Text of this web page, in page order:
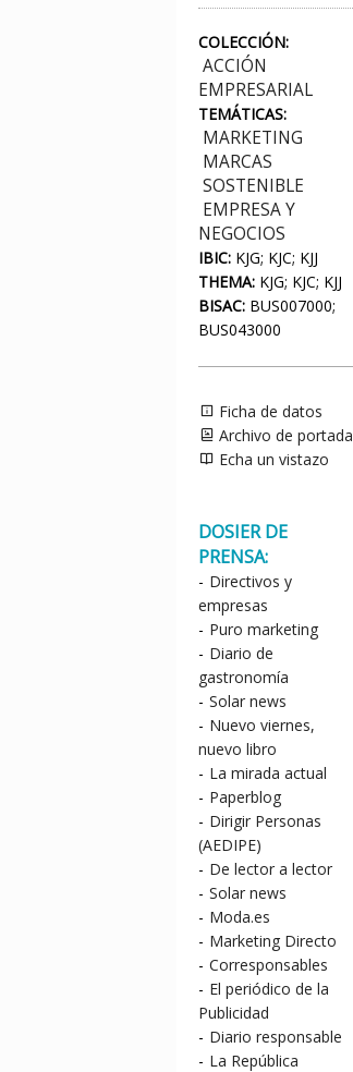
COLECCIÓN:
ACCIÓN
EMPRESARIAL
TEMÁTICAS:
MARKETING
MARCAS
SOSTENIBLE
EMPRESA Y
NEGOCIOS
IBIC: KJG; KJC; KJJ
THEMA: KJG; KJC; KJJ
BISAC: BUS007000;
BUS043000
Ficha de datos
Archivo de portada
Echa un vistazo
DOSIER DE
PRENSA:
- Directivos y
empresas
- Puro marketing
- Diario de
gastronomía
- Solar news
- Nuevo viernes,
nuevo libro
- La mirada actual
- Paperblog
- Dirigir Personas
(AEDIPE)
- De lector a lector
- Solar news
- Moda.es
- Marketing Directo
- Corresponsables
- El periódico de la
Publicidad
- Diario responsable
- La República